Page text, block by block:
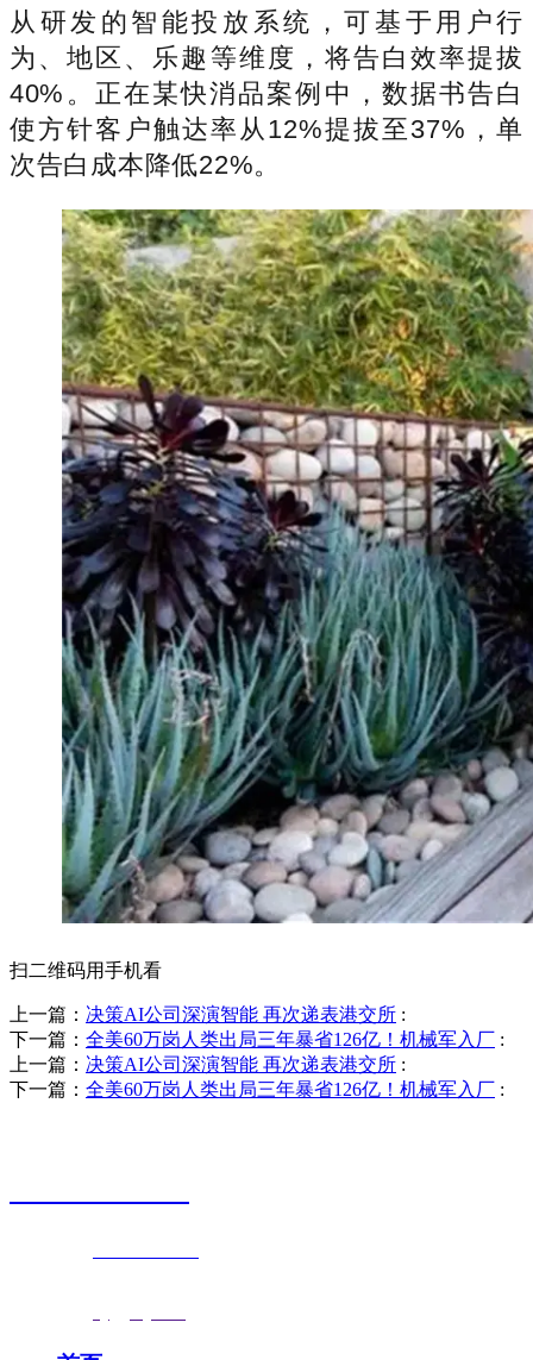
从研发的智能投放系统，可基于用户行
为、地区、乐趣等维度，将告白效率提拔
40%。正在某快消品案例中，数据书告白
使方针客户触达率从12%提拔至37%，单
次告白成本降低22%。
扫二维码用手机看
上一篇： 决策AI公司深演智能 再次递表港交所 :
下一篇： 全美60万岗人类出局三年暴省126亿！机械军入厂 :
上一篇： 决策AI公司深演智能 再次递表港交所 :
下一篇： 全美60万岗人类出局三年暴省126亿！机械军入厂 :